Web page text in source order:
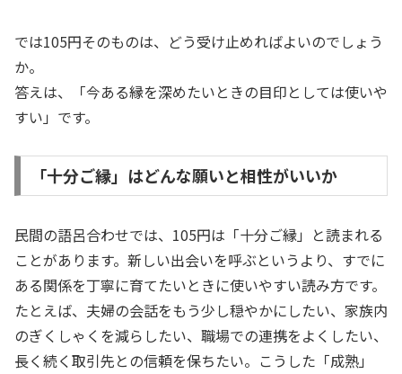
では105円そのものは、どう受け止めればよいのでしょう
か。
答えは、「今ある縁を深めたいときの目印としては使いや
すい」です。
「十分ご縁」はどんな願いと相性がいいか
民間の語呂合わせでは、105円は「十分ご縁」と読まれる
ことがあります。新しい出会いを呼ぶというより、すでに
ある関係を丁寧に育てたいときに使いやすい読み方です。
たとえば、夫婦の会話をもう少し穏やかにしたい、家族内
のぎくしゃくを減らしたい、職場での連携をよくしたい、
長く続く取引先との信頼を保ちたい。こうした「成熟」